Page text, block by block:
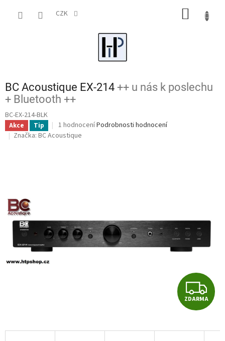
CZK
BC Acoustique EX-214 ++ u nás k poslechu
+ Bluetooth ++
BC-EX-214-BLK
Akce Tip
Průměrné
hodnocení
1 hodnoceníPodrobnosti hodnocení
Značka: BC Acoustique
Z
D
A
ZDARMA